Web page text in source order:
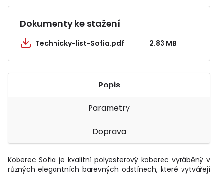
Dokumenty ke stažení
Technicky-list-Sofia.pdf 2.83 MB
Popis
Parametry
Doprava
Koberec Sofia je kvalitní polyesterový koberec vyráběný v
různých elegantních barevných odstínech, které vytvářejí